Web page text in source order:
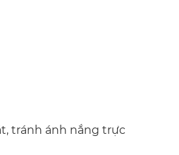
tránh ánh nắng trực